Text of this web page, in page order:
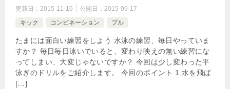
更新日： 2015-11-16 公開日： 2015-09-17
キック
コンビネーション プル
たまには面白い練習をしよう 水泳の練習、毎日やっていま
すか？ 毎日毎日泳いでいると、変わり映えの無い練習にな
ってしまい、大変じゃないですか？ 今回は少し変わった平
泳ぎのドリルをご紹介します。 今回のポイント 1.水を飛ば
[…]